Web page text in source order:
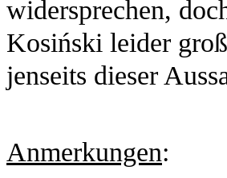
widersprechen,
Kosiński leider
jenseits dieser
Anmerkungen: